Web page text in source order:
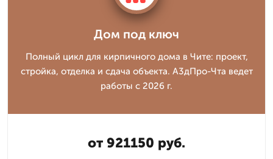
Дом под ключ
Полный цикл для кирпичного дома в Чите: проект,
стройка, отделка и сдача объекта. А3дПро-Чта ведет
работы с 2026 г.
от 921150 руб.